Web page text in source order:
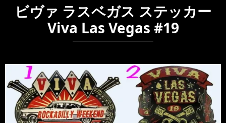
ビヴァ ラスベガス ステッカー
Viva Las Vegas #19